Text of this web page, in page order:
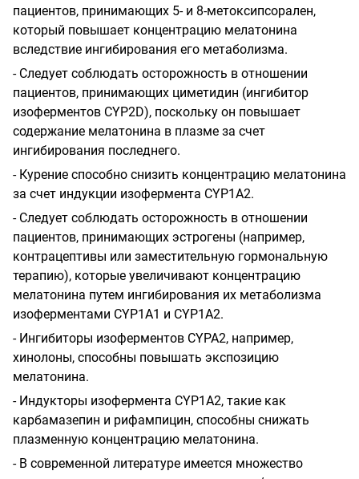
пациентов, принимающих 5- и 8-метоксипсорален,
который повышает концентрацию мелатонина
вследствие ингибирования его метаболизма.
- Следует соблюдать осторожность в отношении
пациентов, принимающих циметидин (ингибитор
изоферментов CYP2D), поскольку он повышает
содержание мелатонина в плазме за счет
ингибирования последнего.
- Курение способно снизить концентрацию мелатонина
за счет индукции изофермента CYP1А2.
- Следует соблюдать осторожность в отношении
пациентов, принимающих эстрогены (например,
контрацептивы или заместительную гормональную
терапию), которые увеличивают концентрацию
мелатонина путем ингибирования их метаболизма
изоферментами CYP1А1 и CYP1A2.
- Ингибиторы изоферментов CYPA2, например,
хинолоны, способны повышать экспозицию
мелатонина.
- Индукторы изофермента CYP1A2, такие как
карбамазепин и рифампицин, способны снижать
плазменную концентрацию мелатонина.
- В современной литературе имеется множество